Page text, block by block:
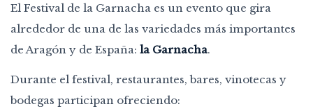
El Festival de la Garnacha es un evento que gira
alrededor de una de las variedades más importantes
de Aragón y de España: la Garnacha.
Durante el festival, restaurantes, bares, vinotecas y
bodegas participan ofreciendo: